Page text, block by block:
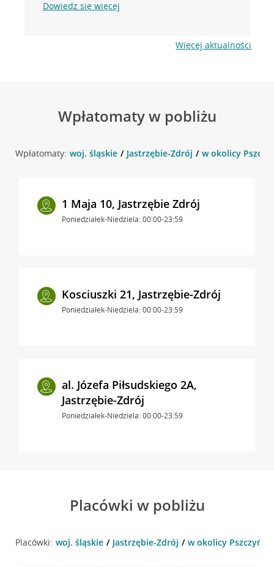
Dowiedz się więcej
Więcej aktualności
Wpłatomaty w pobliżu
Wpłatomaty: woj. śląskie Jastrzębie-Zdrój w okolicy
1 Maja 10, Jastrzębie Zdrój
Poniedziałek-Niedziela: 00:00-23:59
Kosciuszki 21, Jastrzębie-Zdrój
Poniedziałek-Niedziela: 00:00-23:59
al. Józefa Piłsudskiego 2A,
Jastrzębie-Zdrój
Poniedziałek-Niedziela: 00:00-23:59
Placówki w pobliżu
Placówki: woj. śląskie Jastrzębie-Zdrój w okolicy